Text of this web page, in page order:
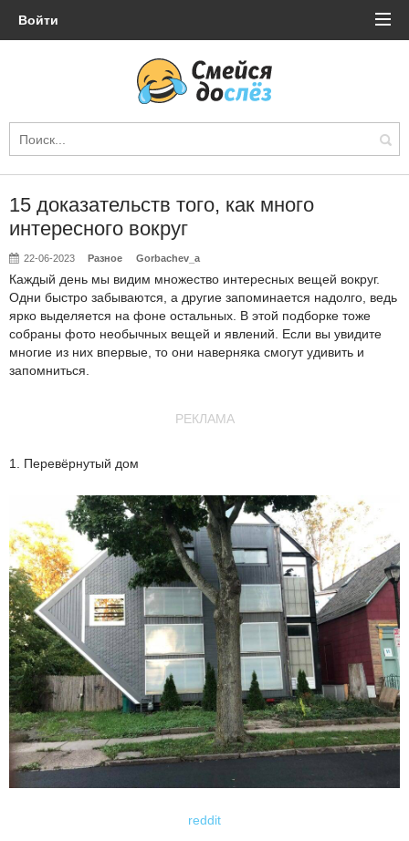
Войти
15 доказательств того, как много
интересного вокруг
22-06-2023 Разное Gorbachev_a
Каждый день мы видим множество интересных вещей вокруг.
Одни быстро забываются, а другие запоминается надолго, ведь
ярко выделяется на фоне остальных. В этой подборке тоже
собраны фото необычных вещей и явлений. Если вы увидите
многие из них впервые, то они наверняка смогут удивить и
запомниться.
РЕКЛАМА
1. Перевёрнутый дом
reddit